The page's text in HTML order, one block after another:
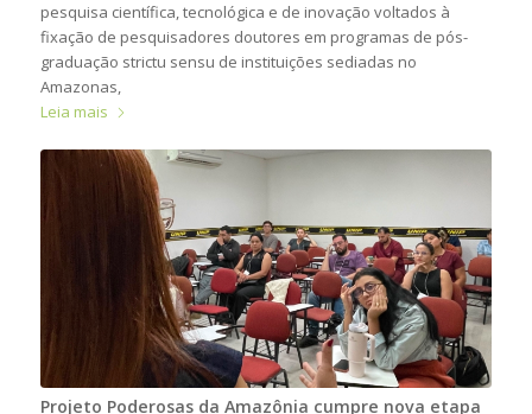
pesquisa científica, tecnológica e de inovação voltados à
fixação de pesquisadores doutores em programas de pós-
graduação strictu sensu de instituições sediadas no
Amazonas,
Leia mais
Projeto Poderosas da Amazônia cumpre nova etapa